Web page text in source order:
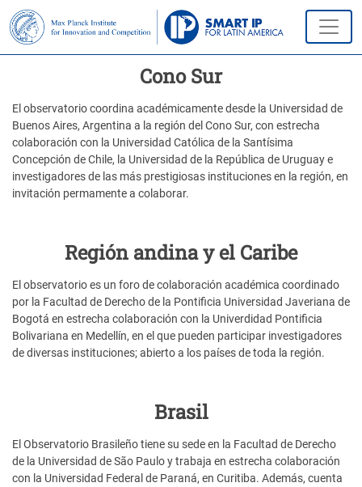
Cono Sur
El observatorio coordina académicamente desde la Universidad de
Buenos Aires, Argentina a la región del Cono Sur, con estrecha
colaboración con la Universidad Católica de la Santísima
Concepción de Chile, la Universidad de la República de Uruguay e
investigadores de las más prestigiosas instituciones en la región, en
invitación permamente a colaborar.
Región andina y el Caribe
El observatorio es un foro de colaboración académica coordinado
por la Facultad de Derecho de la Pontificia Universidad Javeriana de
Bogotá en estrecha colaboración con la Univerdidad Pontificia
Bolivariana en Medellín, en el que pueden participar investigadores
de diversas instituciones; abierto a los países de toda la región.
Brasil
El Observatorio Brasileño tiene su sede en la Facultad de Derecho
de la Universidad de São Paulo y trabaja en estrecha colaboración
con la Universidad Federal de Paraná, en Curitiba. Además, cuenta